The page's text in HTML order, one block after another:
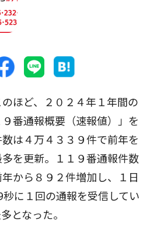
ほど、２０２４年１年間の
９番通報概要（速報値）」を
は４万４３３９件で前年を
を更新。１１９番通報件数
から８９２件増加し、１日
に１回の通報を受信してい
となった。